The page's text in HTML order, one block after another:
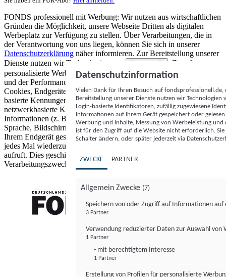
FONDS professionell mit Werbung: Wir nutzen aus wirtschaftlichen
Gründen die Möglichkeit, unsere Webseite Dritten als digitalen
Werbeplatz zur Verfügung zu stellen. Über Verarbeitungen, die in
der Verantwortung von uns liegen, können Sie sich in unserer
Datenschutzerklärung näher informieren. Zur Bereitstellung unserer
Dienste nutzen wir Technologien von
Partnern (5)
. Zwecke:
personalisierte Werbung und Inhalte, Messung von Werbeleistung
und der Performance von Inhalten sowie Zielgruppenforschung.
Cookies, Endgeräte- oder ähnliche Online-Kennungen (z. B. login-
basierte Kennungen, zufällig generierte Kennungen,
netzwerkbasierte Kennungen) können zusammen mit anderen
Informationen (z. B. Browsertyp und Browserinformationen,
Sprache, Bildschirmgröße, unterstützte Technologien usw.) auf
Ihrem Endgerät gespeichert oder von dort ausgelesen werden, um es
jedes Mal wiederzuerkennen, wenn es eine App oder einer Webseite
aufruft. Dies geschieht für einen oder mehrere der hier aufgeführten
Verarbeitungszwecke.
Datenschutzinformation
Vielen Dank für Ihren Besuch auf
Bereitstellung unserer Dienste nutzen wir Technologien
Login-basierte Identifikatoren, zufällig zugewiesene
Informationen auf Ihrem Gerät gespeichert oder
Werbung und Inhalte, Messung von Werbeleistung
ist für den Zugriff auf die Website nicht erforderlich.
Schalter ändern, oder später jederzeit via
ZWECKE PARTNER
Allgemein Zwecke (7)
Speichern von oder Zugriff auf Informationen auf
3 Partner
Verwendung reduzierter Daten zur Auswahl von
1 Partner
- mit berechtigtem Interesse
1 Partner
Erstellung von Profilen für personalisierte
FONDS professionell